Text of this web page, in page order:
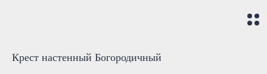
Крест настенный Богородичный